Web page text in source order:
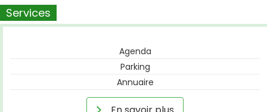
Services
Agenda
Parking
Annuaire